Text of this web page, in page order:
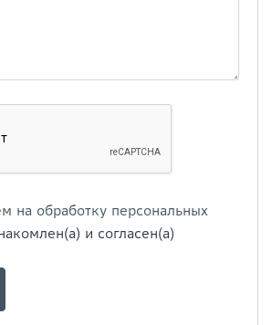
на обработку персональных
и согласен(а)